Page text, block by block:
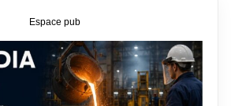
Espace pub